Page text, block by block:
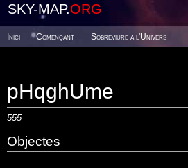
SKY-MAP.ORG
Inici Començant Sobreviure a l'Univers
pHqghUme
555
Objectes